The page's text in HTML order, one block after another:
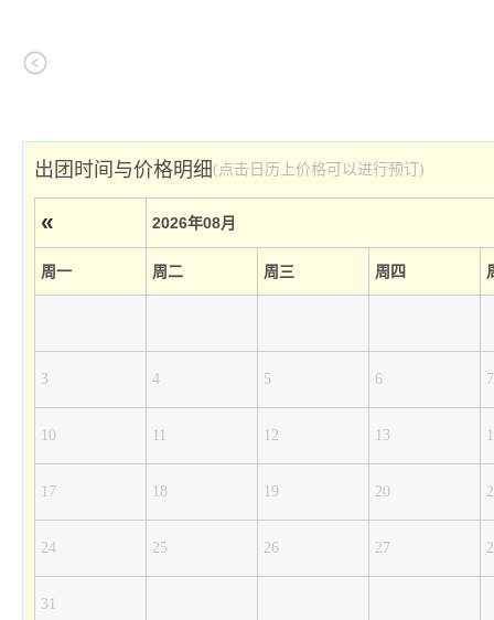
出团时间与价格明细(点击日历上价格可以进行预订)
« 2026年08月
周一 周二 周三 周四
3 4 5 6 7
10 11 12 13
17 18 19 20
24 25 26 27
31